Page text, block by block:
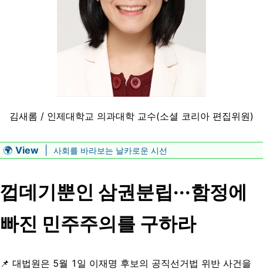
김새롬 / 인제대학교 의과대학 교수(소셜 코리아 편집위원)
🌍 View 사회를 바라보는 날카로운 시선
껍데기뿐인 삼권분립···함정에
빠진 민주주의를 구하라
📌 대법원은 5월 1일 이재명 후보의 공직선거법 위반 사건을